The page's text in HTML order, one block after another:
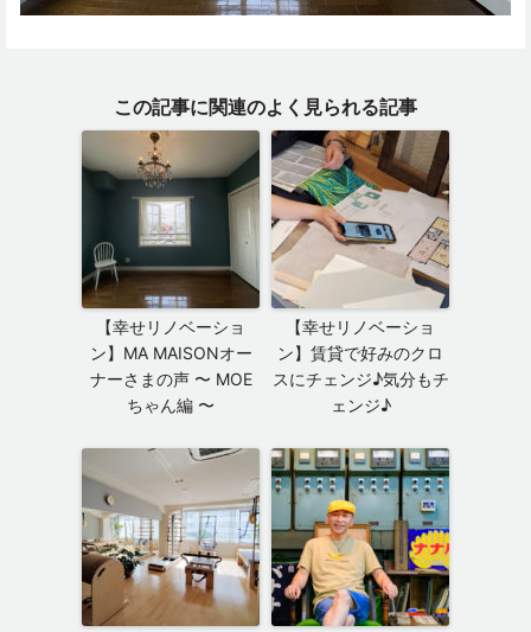
この記事に関連のよく見られる記事
【幸せリノベーショ
ン】MA MAISONオー
ナーさまの声 〜 MOE
ちゃん編 〜
【幸せリノベーショ
ン】賃貸で好みのクロ
スにチェンジ♪気分もチ
ェンジ♪